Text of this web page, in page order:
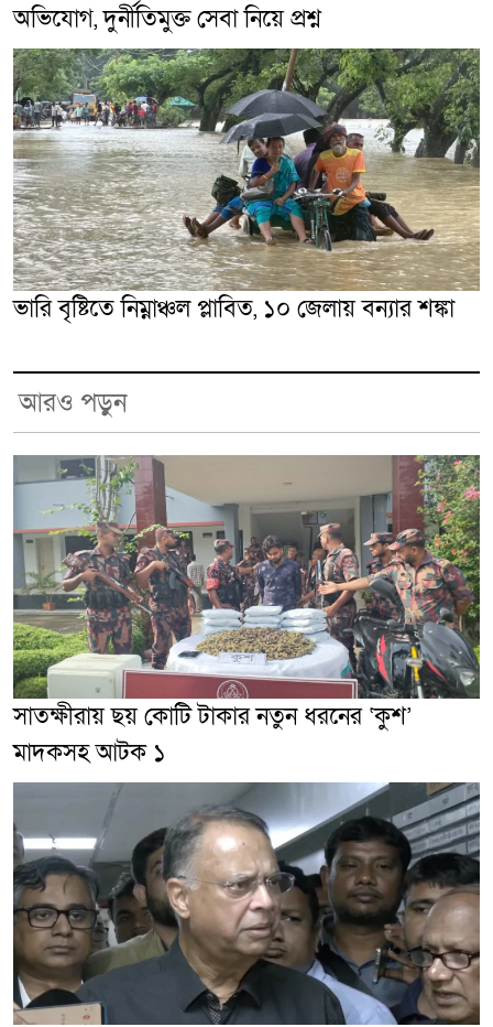
অভিযোগ, দুর্নীতিমুক্ত সেবা নিয়ে প্রশ্ন
ভারি বৃষ্টিতে নিম্নাঞ্চল প্লাবিত, ১০ জেলায় বন্যার শঙ্কা
আরও পড়ুন
সাতক্ষীরায় ছয় কোটি টাকার নতুন ধরনের ‘কুশ’
মাদকসহ আটক ১